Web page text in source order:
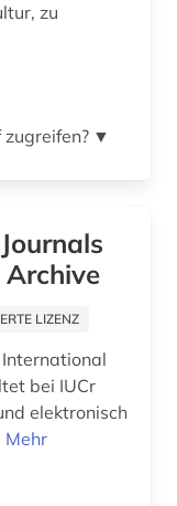
zu
▼
Archive
LIZENZ
bei IUCr
elektronisch
Mehr